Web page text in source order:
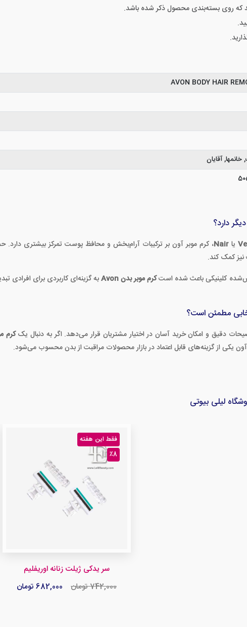
که روی بسته‌بندی محصول ذکر شده باشد.
AVON BODY HAIR
آقایان
دارد؟
یا Nair، کرم موبر آون بر ترکیبات آرام‌بخش و محافظ پوست تمرکز بیشتری دارد.
کمک کند.
کلینیکی باعث شده استکرم موبر بدن Avon
به گزینه‌ای کاربردی برای افرادی
مطمئن است؟
دقیق و امکان خرید آسان در اختیار مشتریان قرار می‌دهد. اگر به دنبال یککرم
آون یکی از گزینه‌های قابل اعتماد در بازار محصولات مراقبت از بدن محسوب می‌شود.
لیلی بیوتی
فقط این هفته
٪8
سر یدکی ژیلت زنانه اوریفلیم
742,000 تومان
682,000 تومان